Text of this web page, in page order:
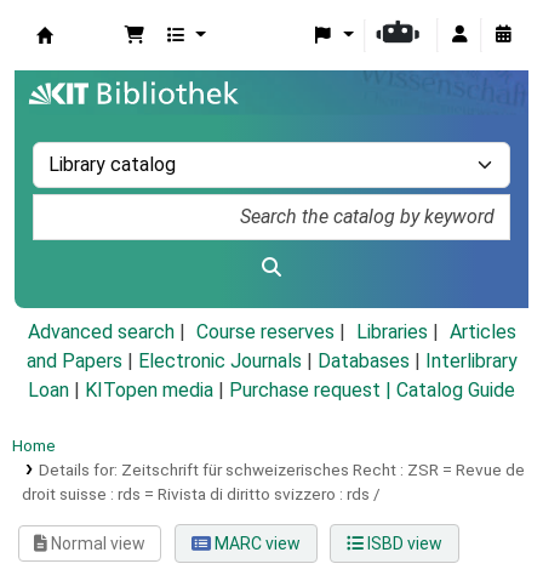
Advanced search Course reserves Libraries
Articles
and Papers
Electronic Journals Databases
Interlibrary
Loan
KITopen media Purchase request | Catalog Guide
Home
Details for: Zeitschrift für schweizerisches Recht : ZSR = Revue de
droit suisse : rds = Rivista di diritto svizzero : rds /
Normal view MARC view ISBD view